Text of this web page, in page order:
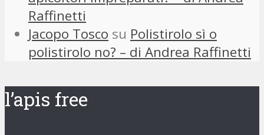
Raffinetti
Jacopo Tosco su Polistirolo sì o
polistirolo no? – di Andrea Raffinetti
l’apis free